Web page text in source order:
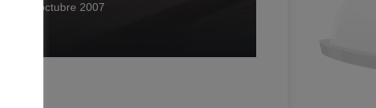
22 octubre 2007